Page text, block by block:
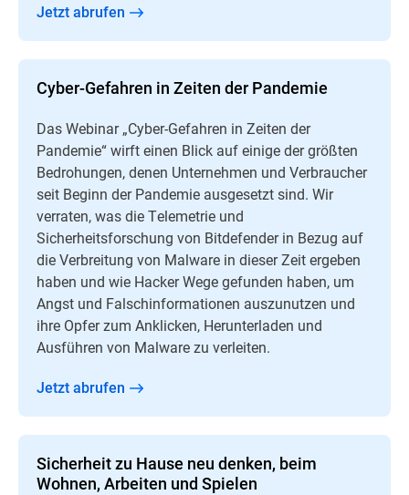
Jetzt abrufen
Cyber-Gefahren in Zeiten der Pandemie
Das Webinar „Cyber-Gefahren in Zeiten der
Pandemie“ wirft einen Blick auf einige der größten
Bedrohungen, denen Unternehmen und Verbraucher
seit Beginn der Pandemie ausgesetzt sind. Wir
verraten, was die Telemetrie und
Sicherheitsforschung von Bitdefender in Bezug auf
die Verbreitung von Malware in dieser Zeit ergeben
haben und wie Hacker Wege gefunden haben, um
Angst und Falschinformationen auszunutzen und
ihre Opfer zum Anklicken, Herunterladen und
Ausführen von Malware zu verleiten.
Jetzt abrufen
Sicherheit zu Hause neu denken, beim
Wohnen, Arbeiten und Spielen